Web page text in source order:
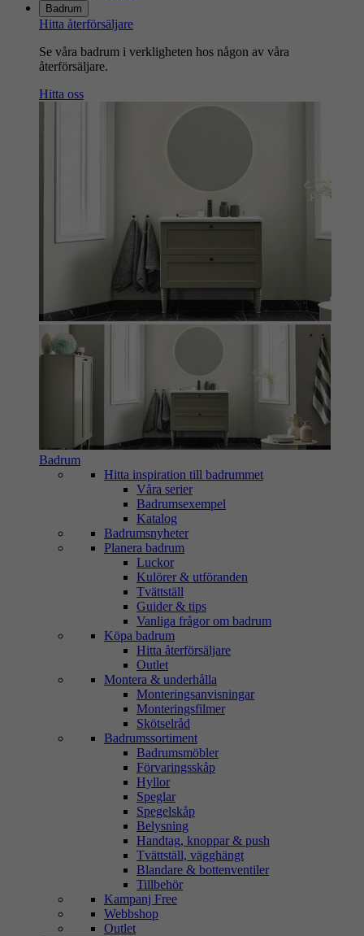
Badrum
Hitta återförsäljare
Se våra badrum i verkligheten hos någon av våra
återförsäljare.
Hitta oss
Badrum
Hitta inspiration till badrummet
Våra serier
Badrumsexempel
Katalog
Badrumsnyheter
Planera badrum
Luckor
Kulörer & utföranden
Tvättställ
Guider & tips
Vanliga frågor om badrum
Köpa badrum
Hitta återförsäljare
Outlet
Montera & underhålla
Monteringsanvisningar
Monteringsfilmer
Skötselråd
Badrumssortiment
Badrumsmöbler
Förvaringsskåp
Hyllor
Speglar
Spegelskåp
Belysning
Handtag, knoppar & push
Tvättställ, vägghängt
Blandare & bottenventiler
Tillbehör
Kampanj Free
Webbshop
Outlet